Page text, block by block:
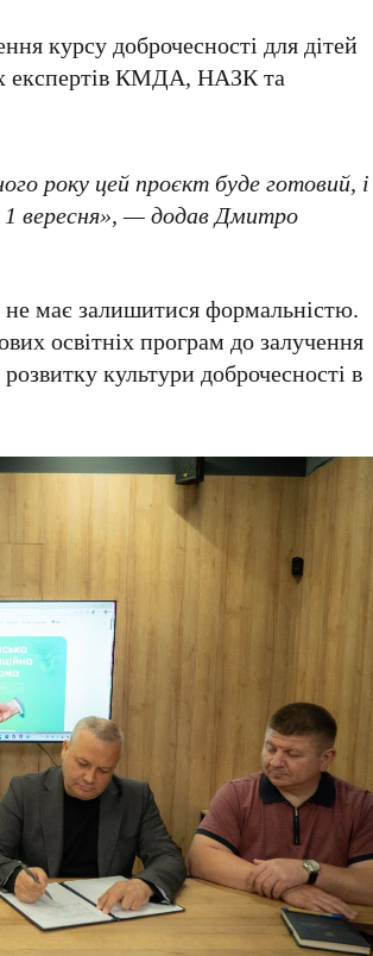
курсу доброчесності для дітей
експертівКМДА,НАЗКта
року цей проєкт буде готовий, і
1 вересня», — додавДмитро
має залишитися формальністю.
освітніх програм до залучення
культури доброчесності в